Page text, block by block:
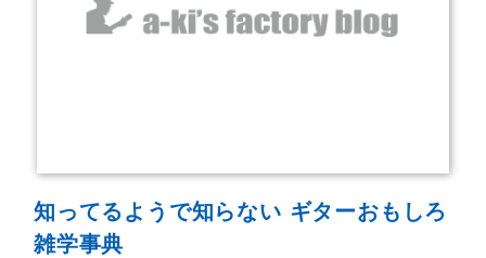
知ってるようで知らない ギターおもしろ
雑学事典